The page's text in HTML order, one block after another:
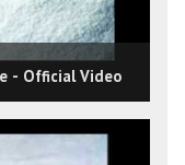
- Official Video